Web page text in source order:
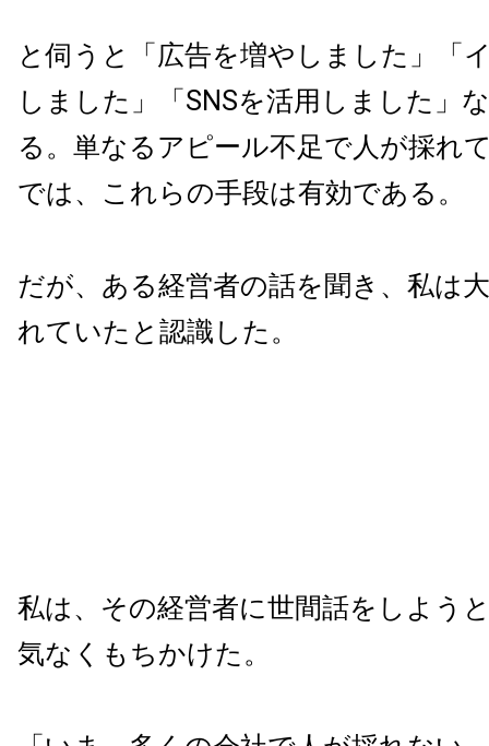
と伺うと「広告を増やしました」「
しました」「SNSを活用しました」
る。単なるアピール不足で人が採れ
では、これらの手段は有効である。
だが、ある経営者の話を聞き、私は
れていたと認識した。
私は、その経営者に世間話をしよう
気なくもちかけた。